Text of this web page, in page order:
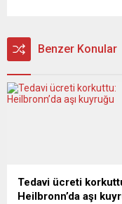
Benzer Konular
Tedavi ücreti
Heilbronn’da aşı